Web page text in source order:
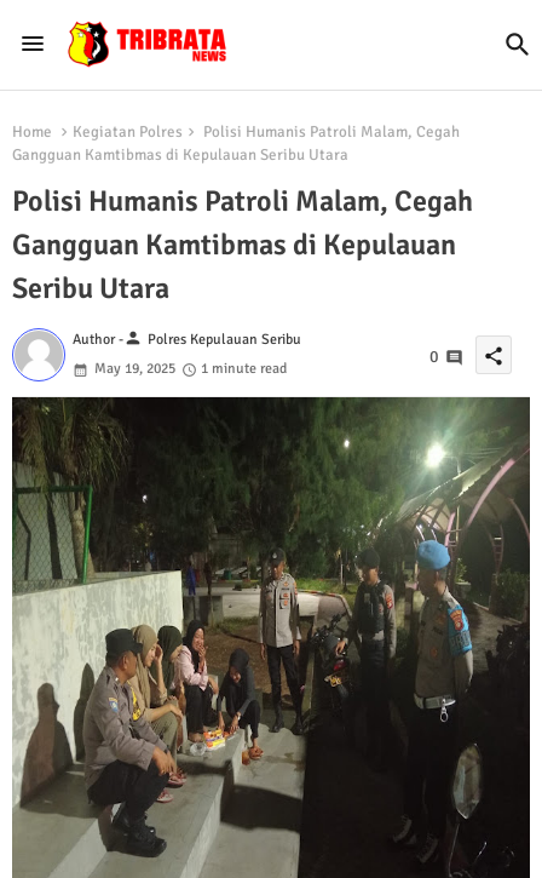
Home Kegiatan Polres
Polisi Humanis Patroli Malam, Cegah
Gangguan Kamtibmas di Kepulauan Seribu Utara
Polisi Humanis Patroli Malam, Cegah
Gangguan Kamtibmas di Kepulauan
Seribu Utara
Author -person Polres Kepulauan Seribu
May 19, 2025
1 minute read
0 share